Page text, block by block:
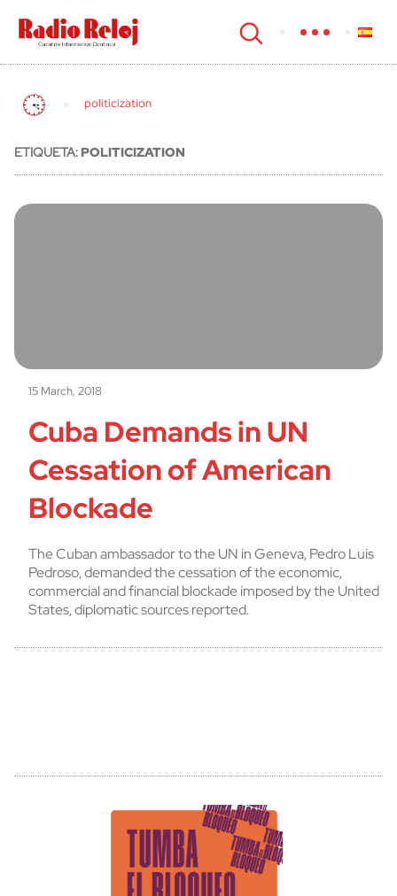
cerrar
politicization
ETIQUETA:POLITICIZATION
15 March, 2018
Cuba Demands in UN
Cessation of American
Blockade
The Cuban ambassador to the UN in Geneva, Pedro Luis
Pedroso, demanded the cessation of the economic,
commercial and financial blockade imposed by the United
States, diplomatic sources reported.